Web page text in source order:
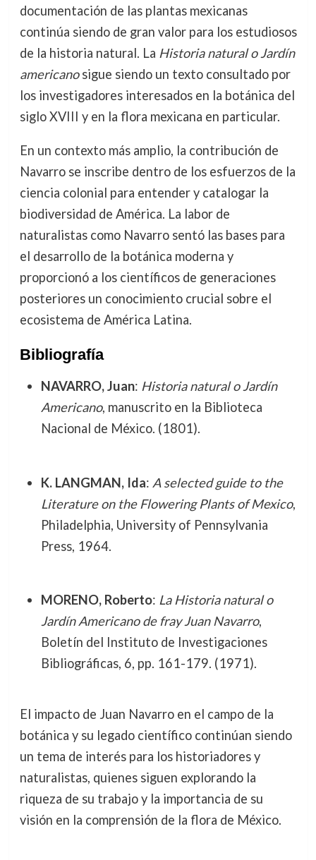
documentación de las plantas mexicanas
continúa siendo de gran valor para los estudiosos
de la historia natural. La Historia natural o Jardín
americanosigue siendo un texto consultado por
los investigadores interesados en la botánica del
siglo XVIII y en la flora mexicana en particular.
En un contexto más amplio, la contribución de
Navarro se inscribe dentro de los esfuerzos de la
ciencia colonial para entender y catalogar la
biodiversidad de América. La labor de
naturalistas como Navarro sentó las bases para
el desarrollo de la botánica moderna y
proporcionó a los científicos de generaciones
posteriores un conocimiento crucial sobre el
ecosistema de América Latina.
Bibliografía
NAVARRO, Juan: Historia natural o Jardín
Americano, manuscrito en la Biblioteca
Nacional de México. (1801).
K. LANGMAN, Ida: A selected guide to the
Literature on the Flowering Plants of Mexico,
Philadelphia, University of Pennsylvania
Press, 1964.
MORENO, Roberto: La Historia natural o
Jardín Americano de fray Juan Navarro,
Boletín del Instituto de Investigaciones
Bibliográficas, 6, pp. 161-179. (1971).
El impacto de Juan Navarro en el campo de la
botánica y su legado científico continúan siendo
un tema de interés para los historiadores y
naturalistas, quienes siguen explorando la
riqueza de su trabajo y la importancia de su
visión en la comprensión de la flora de México.